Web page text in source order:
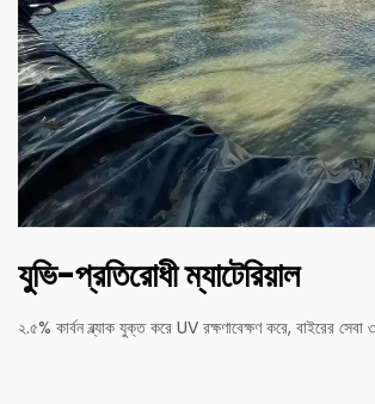
যুভি-প্রতিরোধী ম্যাটেরিয়াল
২.৫% কার্বন ব্ল্যাক যুক্ত করে UV রক্ষণাবেক্ষণ করে, বাইরের